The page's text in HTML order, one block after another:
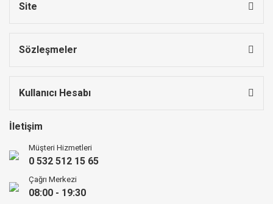
Site
Sözleşmeler
Kullanıcı Hesabı
İletişim
Müşteri Hizmetleri
0 532 512 15 65
Çağrı Merkezi
08:00 - 19:30